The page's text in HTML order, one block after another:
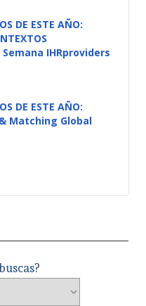
DE ESTE AÑO:
Semana IHRproviders
DE ESTE AÑO:
Matching Global